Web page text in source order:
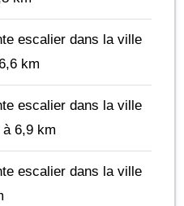
escalier dans la ville
km
escalier dans la ville
6,9 km
escalier dans la ville